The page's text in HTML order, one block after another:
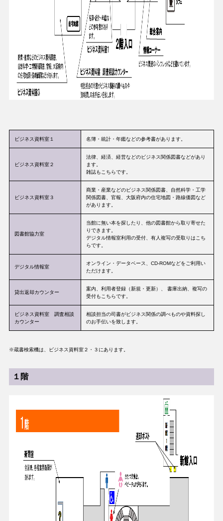
ビジネス資料室１ 名簿・統計・年鑑などの参考書があります。
ビジネス資料室２
法律、経済、経営などのビジネス関係図書などがあり
ます。
雑誌もこちらです。
ビジネス資料室３
商業・産業などのビジネス関係図書、自然科学・工学
関係図書、官報、大阪府内の住宅地図・路線価図など
があります。
図書館協力室
当館に無い本を探したり、他の図書館から取り寄せた
りできます。
デジタル情報室利用の受付、有人複写の受取りはこち
らです。
デジタル情報室
オンライン・データベース、CD-ROMなどをご利用い
ただけます。
貸出返却カウンター
案内、利用者登録（新規・更新）、 書庫出納、複写の
受付もこちらです。
ビジネス資料室 調査相談
カウンター
相談担当の司書がビジネス関係の調べものや資料探し
のお手伝いを致します。
※蔵書検索機は、ビジネス資料室２・３にあります。
１階